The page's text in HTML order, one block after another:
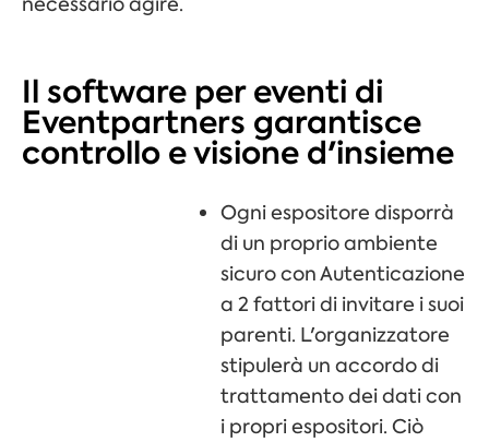
Il software per eventi di
Eventpartners garantisce
controllo e visione d'insieme
Ogni espositore disporrà
di un proprio ambiente
sicuro conAutenticazione
a 2 fattoridi invitare i suoi
parenti. L'organizzatore
stipulerà un accordo di
trattamento dei dati con
i propri espositori. Ciò